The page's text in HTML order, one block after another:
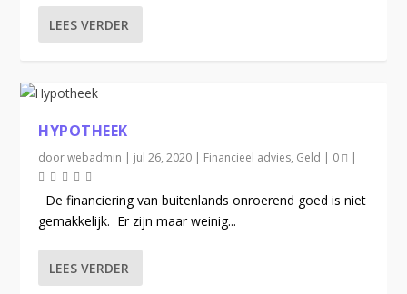
LEES VERDER
HYPOTHEEK
doorwebadmin | jul 26, 2020 | Financieel advies, Geld | 0 |
De financiering van buitenlands onroerend goed is niet
gemakkelijk. Er zijn maar weinig...
LEES VERDER